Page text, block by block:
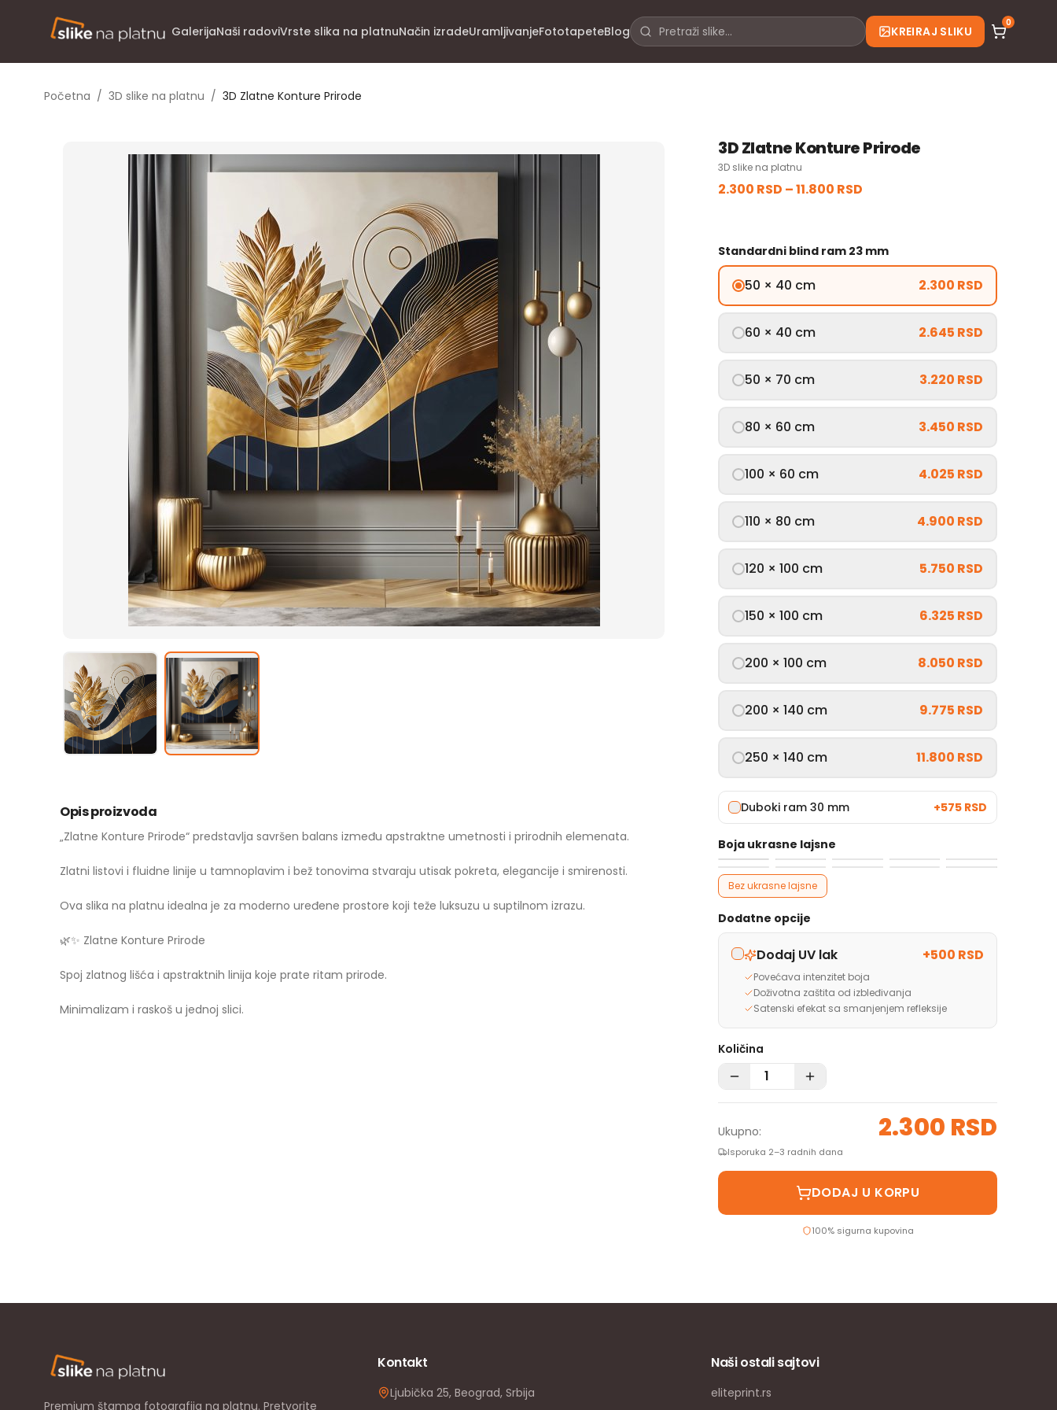
GalerijaNaši radoviVrste slika na platnuNačin izradeUramljivanjeFototapeteBlog KREIRAJ SLIKU
0
Početna / 3D slike na platnu / 3D Zlatne Konture Prirode
Opis proizvoda
„Zlatne Konture Prirode“ predstavlja savršen balans između apstraktne umetnosti i prirodnih elemenata.
Zlatni listovi i fluidne linije u tamnoplavim i bež tonovima stvaraju utisak pokreta, elegancije i smirenosti.
Ova slika na platnu idealna je za moderno uređene prostore koji teže luksuzu u suptilnom izrazu.
🌿✨ Zlatne Konture Prirode
Spoj zlatnog lišća i apstraktnih linija koje prate ritam prirode.
Minimalizam i raskoš u jednoj slici.
3D Zlatne Konture Prirode
3D slike na platnu
2.300 RSD –11.800 RSD
Standardni blind ram 23 mm
50 × 40 cm 2.300 RSD
60 × 40 cm 2.645 RSD
50 × 70 cm 3.220 RSD
80 × 60 cm 3.450 RSD
100 × 60 cm 4.025 RSD
110 × 80 cm 4.900 RSD
120 × 100 cm 5.750 RSD
150 × 100 cm 6.325 RSD
200 × 100 cm 8.050 RSD
200 × 140 cm 9.775 RSD
250 × 140 cm 11.800 RSD
Duboki ram 30 mm +575 RSD
Boja ukrasne lajsne
Bez ukrasne lajsne
Dodatne opcije
Dodaj UV lak +500 RSD
Povećava intenzitet boja
Doživotna zaštita od izbleđivanja
Satenski efekat sa smanjenjem refleksije
Količina
Ukupno: 2.300 RSD
Isporuka 2–3 radnih dana
DODAJ U KORPU
100% sigurna kupovina
Premium štampa fotografija na platnu. Pretvorite
Kontakt
Ljubička 25, Beograd, Srbija
Naši ostali sajtovi
eliteprint.rs